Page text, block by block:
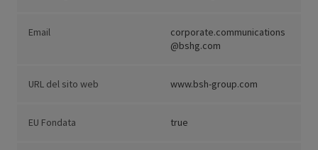
Email
corporate.communications
@bshg.com
URL del sito web www.bsh-group.com
EU Fondata true